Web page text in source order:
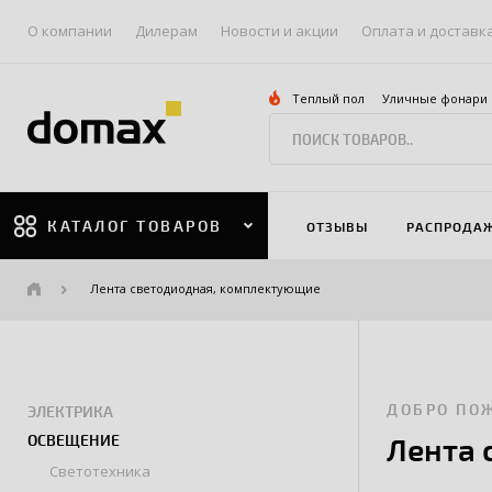
О компании Дилерам Новости и акции Оплата и
Теплый пол Уличные фонари
КАТАЛОГ ТОВАРОВ ОТЗЫВЫ
Лента светодиодная, комплектующие
ЭЛЕКТРИКА
ОСВЕЩЕНИЕ
Светотехника
ДОБРО
Лента